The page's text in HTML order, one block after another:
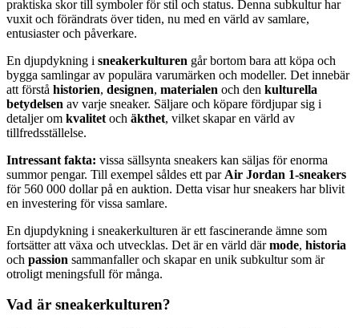
praktiska skor till symboler för stil och status. Denna subkultur har
vuxit och förändrats över tiden, nu med en värld av samlare,
entusiaster och påverkare.
En djupdykning i sneakerkulturen går bortom bara att köpa och
bygga samlingar av populära varumärken och modeller. Det innebär
att förstå historien, designen, materialen och den kulturella
betydelsen av varje sneaker. Säljare och köpare fördjupar sig i
detaljer om kvalitet och äkthet, vilket skapar en värld av
tillfredsställelse.
Intressant fakta: vissa sällsynta sneakers kan säljas för enorma
summor pengar. Till exempel såldes ett par Air Jordan 1-sneakers
för 560 000 dollar på en auktion. Detta visar hur sneakers har blivit
en investering för vissa samlare.
En djupdykning i sneakerkulturen är ett fascinerande ämne som
fortsätter att växa och utvecklas. Det är en värld därmode, historia
och passion sammanfaller och skapar en unik subkultur som är
otroligt meningsfull för många.
Vad är sneakerkulturen?